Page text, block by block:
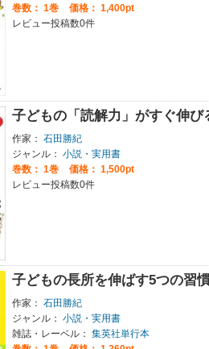
巻数： 1巻
価格： 1,400pt
レビュー投稿数0件
子どもの「読解力」がすぐ伸
作家： 石田勝紀
ジャンル： 小説・実用書
巻数： 1巻
価格： 1,500pt
レビュー投稿数0件
子どもの長所を伸ばす5つの習
作家： 石田勝紀
ジャンル： 小説・実用書
雑誌・レーベル： 集英社単行本